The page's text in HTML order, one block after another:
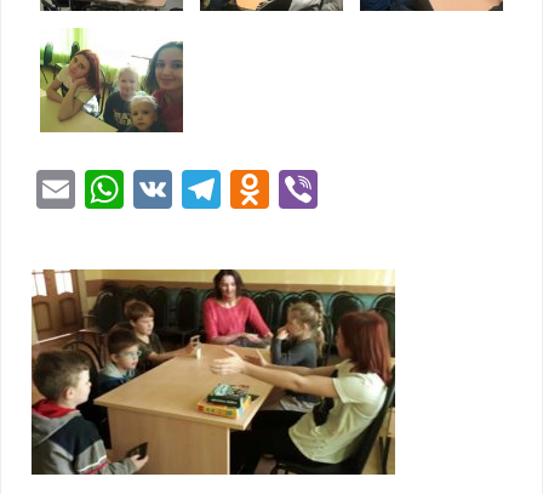
EmailWhatsApp
VK Telegram
Odnoklassniki